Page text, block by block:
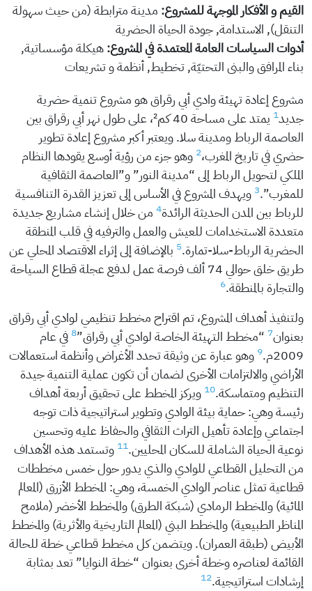
القيم و الأفكار الموجهة للمشروع: مدينة مترابطة (من حيث سهولة
التنقل), الاستدامة, جودة الحياة الحضرية
أدوات السياسات العامة المعتمدة في المشروع:هيكلة مؤسساتية,
بناء المرافق والبنى التحتيّة, تخطيط, أنظمة و تشريعات
مشروع إعادة تهيئة وادي أبي رقراق هو مشروع تنمية حضرية
جديد1
يمتد على مساحة 40 كم²، على طول نهر أبي رقراق بين
العاصمة الرباط ومدينة سلا. ويعتبر أكبر مشروع إعادة تطوير
حضري في تاريخ المغرب،2 وهو جزء من رؤية أوسع يقودها النظام
الملكي لتحويل الرباط إلى “مدينة النور” و”العاصمة الثقافية
للمغرب”.3 ويهدف المشروع في الأساس إلى تعزيز القدرة التنافسية
للرباط بين المدن الحديثة الرائدة4 من خلال إنشاء مشاريع جديدة
متعددة الاستخدامات للعيش والعمل والترفيه في قلب المنطقة
الحضرية الرباط-سلا-تمارة.5 بالإضافة إلى إثراء الاقتصاد المحلي عن
طريق خلق حوالي 74 ألف فرصة عمل لدفع عجلة قطاع السياحة
والتجارة بالمنطقة.6
ولتنفيذ أهداف المشروع، تم اقتراح مخطط تنظيمي لوادي أبي رقراق
بعنوان7 “مخطط التهيئة الخاصة لوادي أبي رقراق”8 في عام
2009م.
9 وهو عبارة عن وثيقة تحدد الأغراض وأنظمة استعمالات
الأراضي والالتزامات الأخرى لضمان أن تكون عملية التنمية جيدة
التنظيم ومتماسكة.10 ويركز المخطط على تحقيق أربعة أهداف
رئيسة وهي: حماية بيئة الوادي وتطوير استراتيجية ذات توجه
اجتماعي وإعادة تأهيل التراث الثقافي والحفاظ عليه وتحسين
نوعية الحياة الشاملة للسكان المحليين.11 وتستمد هذه الأهداف
من التحليل القطاعي للوادي والذي يدور حول خمس مخططات
قطاعية تمثل عناصر الوادي الخمسة، وهي: المخطط الأزرق (المعالم
المائية) والمخطط الرمادي (شبكة الطرق) والمخطط الأخضر (ملامح
المناظر الطبيعية) والمخطط البني (المعالم التاريخية والأثرية) والمخطط
الأبيض (طبقة العمران). ويتضمن كل مخطط قطاعي خطة للحالة
القائمة لعناصره وخطة أخرى بعنوان “خطة النوايا” تعد بمثابة
إرشادات استراتيجية.12